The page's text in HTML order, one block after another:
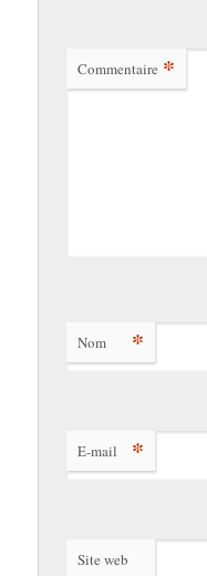
Commentaire *
Nom *
E-mail *
Site web